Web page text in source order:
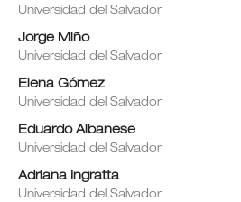
Universidad del Salvador
Jorge Miño
Universidad del Salvador
Elena Gómez
Universidad del Salvador
Eduardo Albanese
Universidad del Salvador
Adriana Ingratta
Universidad del Salvador